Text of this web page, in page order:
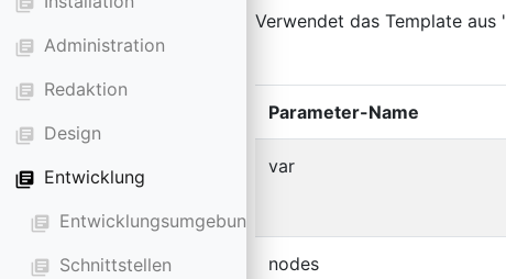
library_books Administration
library_books Redaktion
library_books Design
library_books Entwicklung
library_books Entwicklungsumgebung
library_books Schnittstellen
Verwendet das Template aus '
Parameter-Name
var
nodes